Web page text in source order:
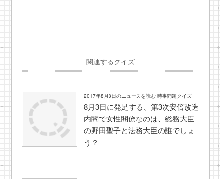
関連するクイズ
2017年8月3日のニュースを読む 時事問題クイズ
8月3日に発足する、第3次安倍改造
内閣で女性閣僚なのは、総務大臣
の野田聖子と法務大臣の誰でしょ
う？